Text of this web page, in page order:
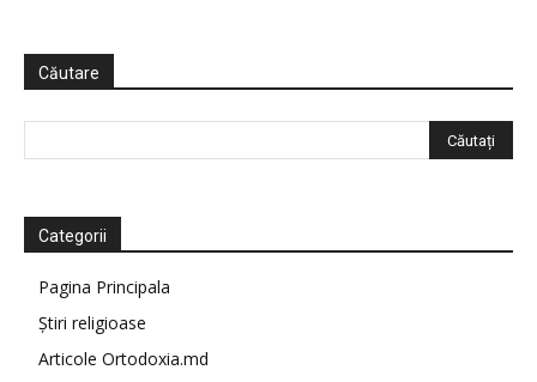
Căutare
Categorii
Pagina Principala
Știri religioase
Articole Ortodoxia.md